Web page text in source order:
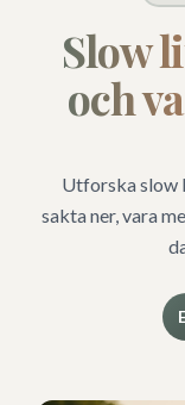
Slow
och
Utforska slow
sakta ner, vara